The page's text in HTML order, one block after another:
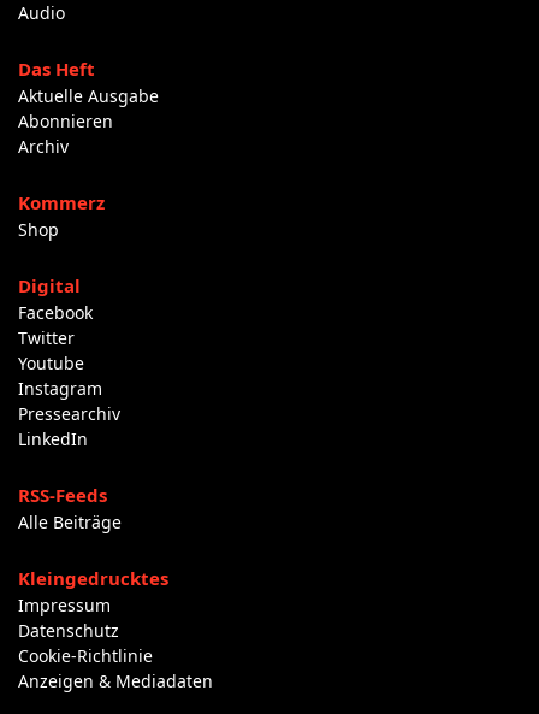
Audio
Das Heft
Aktuelle Ausgabe
Abonnieren
Archiv
Kommerz
Shop
Digital
Facebook
Twitter
Youtube
Instagram
Pressearchiv
LinkedIn
RSS-Feeds
Alle Beiträge
Kleingedrucktes
Impressum
Datenschutz
Cookie-Richtlinie
Anzeigen & Mediadaten